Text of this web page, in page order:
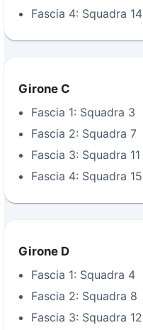
Fascia 4: Squadra 14
Girone C
Fascia 1: Squadra 3
Fascia 2: Squadra 7
Fascia 3: Squadra 11
Fascia 4: Squadra 15
Girone D
Fascia 1: Squadra 4
Fascia 2: Squadra 8
Fascia 3: Squadra 12